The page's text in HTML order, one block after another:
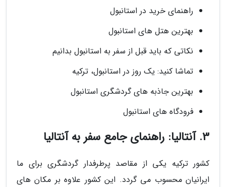
راهنمای خرید در استانبول
بهترین هتل های استانبول
نکاتی که باید قبل از سفر به استانبول بدانیم
تماشا کنید: یک روز در استانبول، ترکیه
بهترین جاذبه های گردشگری استانبول
فرودگاه های استانبول
3. آنتالیا: راهنمای جامع سفر به آنتالیا
کشور ترکیه یکی از مقاصد پرطرفدار گردشگری برای ما
ایرانیان محسوب می گردد. این کشور علاوه بر مکان های